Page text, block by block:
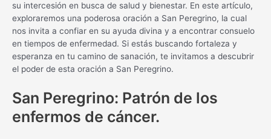
su intercesión en busca de salud y bienestar. En este artículo,
exploraremos una poderosa oración a San Peregrino, la cual
nos invita a confiar en su ayuda divina y a encontrar consuelo
en tiempos de enfermedad. Si estás buscando fortaleza y
esperanza en tu camino de sanación, te invitamos a descubrir
el poder de esta oración a San Peregrino.
San Peregrino: Patrón de los
enfermos de cáncer.